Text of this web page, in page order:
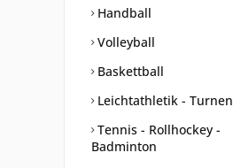
Handball
Volleyball
Baskettball
Leichtathletik - Turnen
Tennis - Rollhockey -
Badminton